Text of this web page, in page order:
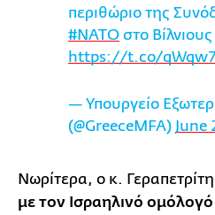
περιθώριο της
#ΝΑΤΟ στο Βίλνιους
https://t.co/
— Υπουργείο
(@GreeceMFA) June
Νωρίτερα, ο κ.
με τον Ισραηλινό